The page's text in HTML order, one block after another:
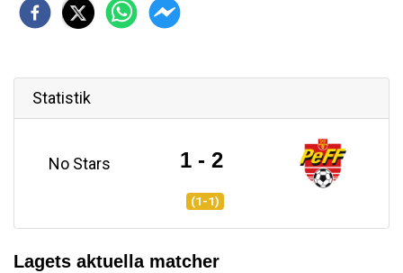
Statistik
No Stars 1 - 2
(1-1)
Lagets aktuella matcher